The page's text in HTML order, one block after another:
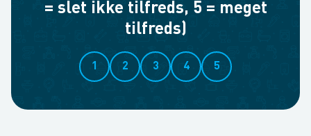
= slet ikke tilfreds, 5 = meget
tilfreds)
1 2 3 4 5